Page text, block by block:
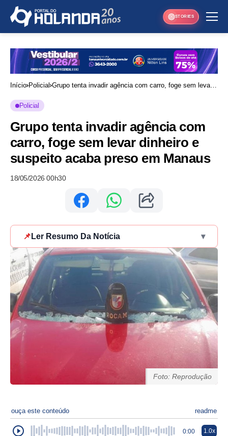
STORIES
Início Policial Grupo tenta invadir agência com carro, foge sem levar
Policial
Grupo tenta invadir agência com
carro, foge sem levar dinheiro e
suspeito acaba preso em Manaus
18/05/2026 00h30
📌 Ler Resumo Da Notícia ▾
Foto: Reprodução
ouça este conteúdo readme
0:00 1.0x